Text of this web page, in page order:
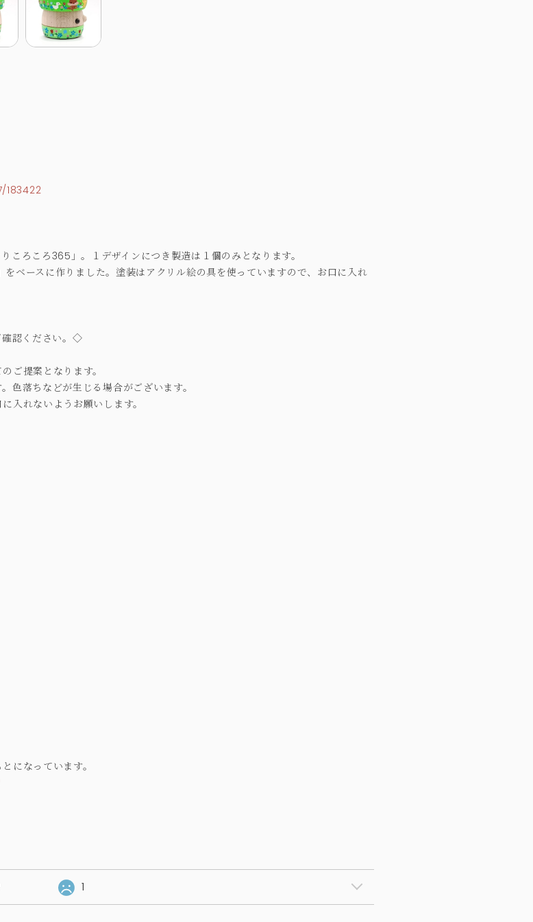
ころころ365」。１デザインにつき製造は１個のみとなります。
ベースに作りました。塗装はアクリル絵の具を使っていますので、お口に入れ
認ください。◇
ご提案となります。
色落ちなどが生じる場合がございます。
入れないようお願いします。
になっています。
1